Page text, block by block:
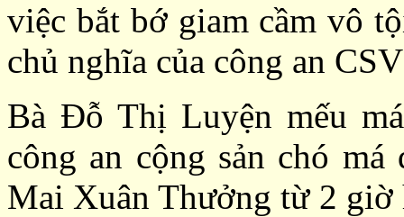
việc bắt bớ giam cầm vô
chủ nghĩa của công an
Bà Đỗ Thị Luyện mếu
công an cộng sản chó
Mai Xuân Thưởng từ 2 giờ